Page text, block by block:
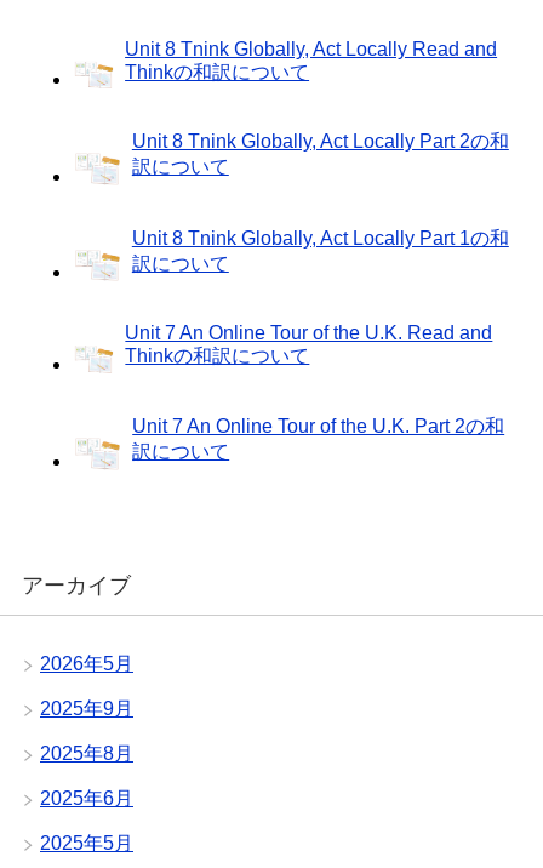
Unit 8 Tnink Globally, Act Locally Read and
Thinkの和訳について
Unit 8 Tnink Globally, Act Locally Part 2の和
訳について
Unit 8 Tnink Globally, Act Locally Part 1の和
訳について
Unit 7 An Online Tour of the U.K. Read and
Thinkの和訳について
Unit 7 An Online Tour of the U.K. Part 2の和
訳について
アーカイブ
2026年5月
2025年9月
2025年8月
2025年6月
2025年5月